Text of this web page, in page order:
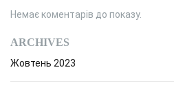
Немає коментарів до показу.
ARCHIVES
Жовтень 2023